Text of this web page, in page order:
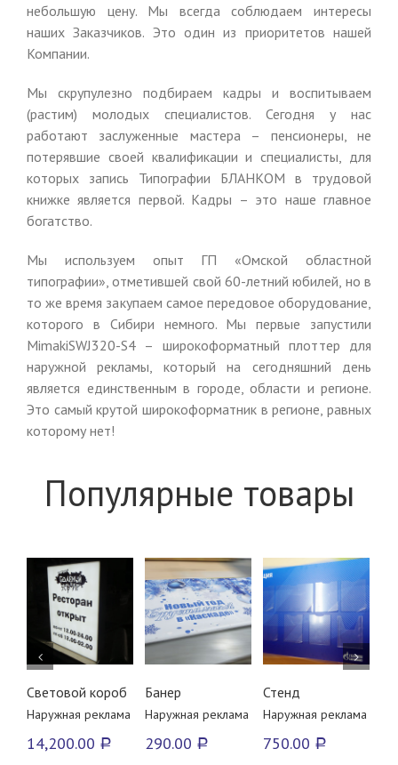
небольшую цену. Мы всегда соблюдаем интересы
наших Заказчиков. Это один из приоритетов нашей
Компании.
Мы скрупулезно подбираем кадры и воспитываем
(растим) молодых специалистов. Сегодня у нас
работают заслуженные мастера – пенсионеры, не
потерявшие своей квалификации и специалисты, для
которых запись Типографии БЛАНКОМ в трудовой
книжке является первой. Кадры – это наше главное
богатство.
Мы используем опыт ГП «Омской областной
типографии», отметившей свой 60-летний юбилей, но в
то же время закупаем самое передовое оборудование,
которого в Сибири немного. Мы первые запустили
MimakiSWJ320-S4 – широкоформатный плоттер для
наружной рекламы, который на сегодняшний день
является единственным в городе, области и регионе.
Это самый крутой широкоформатник в регионе, равных
которому нет!
Популярные товары
Световой короб
Наружная реклама
14,200.00 Р
В корзину
Подробнее
Банер
Наружная реклама
290.00 Р
В корзину
Подробнее
Стенд
Наружная реклама
750.00 Р
Подробнее